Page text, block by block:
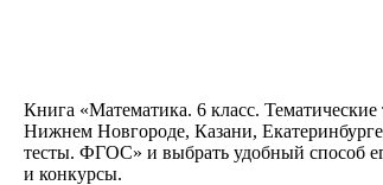
Книга «Математика. 6 класс.
Нижнем Новгороде, Казани,
тесты. ФГОС» и выбрать удобный способ
и конкурсы.